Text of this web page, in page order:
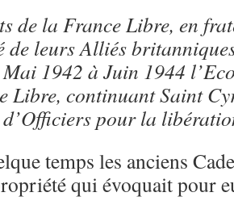
de la France Libre, en
de leurs Alliés
Mai 1942 à Juin 1944
Libre, continuant Saint
pour la
temps les anciens
qui évoquait pour